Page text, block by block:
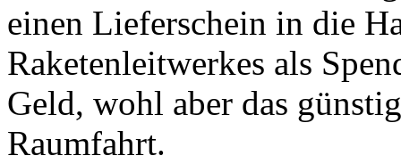
einen Lieferschein in die
Raketenleitwerkes als
Geld, wohl aber das
Raumfahrt.